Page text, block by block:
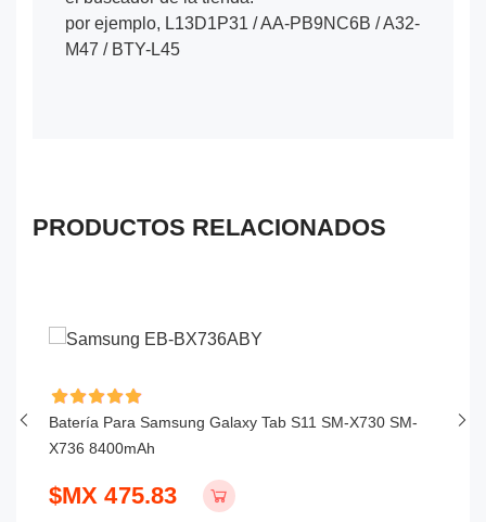
por ejemplo, L13D1P31 / AA-PB9NC6B / A32-
M47 / BTY-L45
PRODUCTOS RELACIONADOS
Batería Para Samsung Galaxy Tab S11 SM-X730 SM-
X736 8400mAh
$MX 475.83